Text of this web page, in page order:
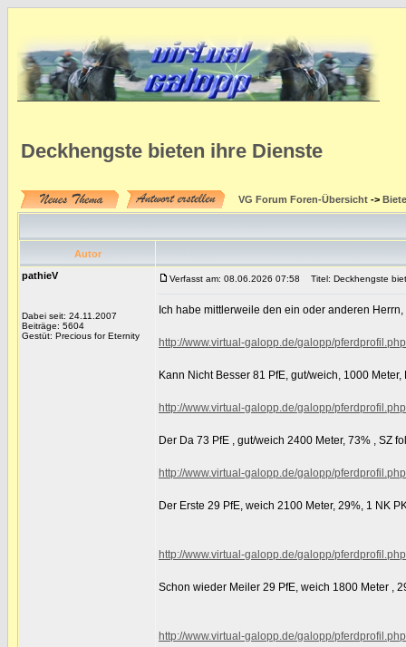
Deckhengste bieten ihre Dienste
VG Forum Foren-Übersicht ->
Autor
pathieV
Dabei seit: 24.11.2007
Beiträge: 5604
Gestüt: Precious for Eternity
Verfasst am: 08.06.2026 07:58 Titel: Deckhengste
Ich habe mittlerweile den ein oder anderen
http://www.virtual-galopp.de/galopp/
Kann Nicht Besser 81 PfE, gut/weich, 1000
http://www.virtual-galopp.de/galopp/
Der Da 73 PfE , gut/weich 2400 Meter, 73% , SZ
http://www.virtual-galopp.de/galopp/
Der Erste 29 PfE, weich 2100 Meter, 29%, 1 NK
http://www.virtual-galopp.de/galopp/
Schon wieder Meiler 29 PfE, weich 1800 Meter ,
http://www.virtual-galopp.de/galopp/